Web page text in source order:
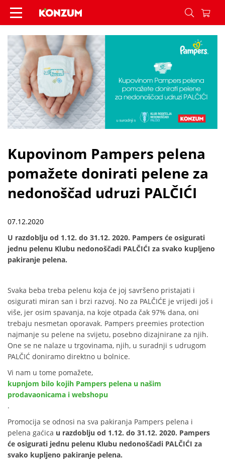
Kupovinom Pampers pelena pomažete donirati
Kupovinom Pampers pelena
pomažete donirati pelene za
nedonoščad udruzi PALČIĆI
07.12.2020
U razdoblju od 1.12. do 31.12. 2020. Pampers će osigurati
jednu pelenu Klubu nedonoščadi PALČIĆI za svako kupljeno
pakiranje pelena.
Svaka beba treba pelenu koja će joj savršeno pristajati i
osigurati miran san i brzi razvoj. No za PALČIĆE je vrijedi još i
više, jer osim spavanja, na koje otpada čak 97% dana, oni
trebaju nesmetan oporavak. Pampers preemies protection
najmanje su pelene na svijetu, posebno dizajnirane za njih.
One se ne nalaze u trgovinama, njih, u suradnji s udrugom
PALČIĆ doniramo direktno u bolnice.
Vi nam u tome pomažete,
kupnjom bilo kojih Pampers pelena u našim
prodavaonicama i webshopu
.
Promocija se odnosi na sva pakiranja Pampers pelena i
pelena gaćica u razdoblju od 1.12. do 31.12. 2020. Pampers
će osigurati jednu pelenu Klubu nedonoščadi PALČIĆI za
svako kupljeno pakiranje pelena.